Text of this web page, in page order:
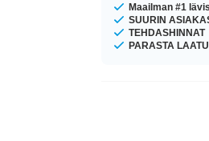
Maailman #1
SUURIN
TEHDASHINNAT
PARASTA